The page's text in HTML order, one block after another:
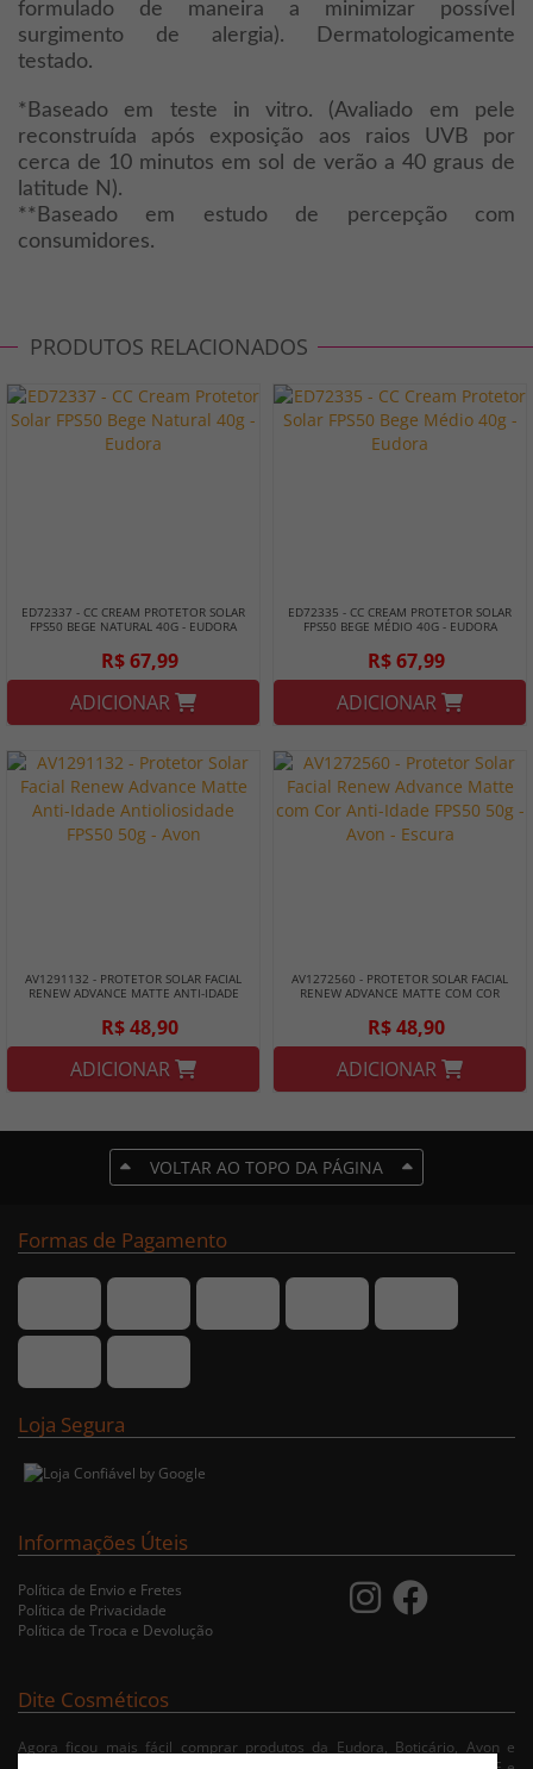
formulado de maneira a minimizar possível
surgimento de alergia). Dermatologicamente
testado.
*Baseado em teste in vitro. (Avaliado em pele
reconstruída após exposição aos raios UVB por
cerca de 10 minutos em sol de verão a 40 graus de
latitude N).
**Baseado em estudo de percepção com
consumidores.
PRODUTOS RELACIONADOS
ED72337 - CC CREAM PROTETOR SOLAR
FPS50 BEGE NATURAL 40G - EUDORA
R$ 67,99
ADICIONAR
ED72335 - CC CREAM PROTETOR SOLAR
FPS50 BEGE MÉDIO 40G - EUDORA
R$ 67,99
ADICIONAR
AV1291132 - PROTETOR SOLAR FACIAL
RENEW ADVANCE MATTE ANTI-IDADE
R$ 48,90
ADICIONAR
AV1272560 - PROTETOR SOLAR FACIAL
RENEW ADVANCE MATTE COM COR
R$ 48,90
ADICIONAR
VOLTAR AO TOPO DA PÁGINA
Formas de Pagamento
Loja Segura
Informações Úteis
Política de Envio e Fretes
Política de Privacidade
Política de Troca e Devolução
Dite Cosméticos
Agora ficou mais fácil comprar produtos da Eudora, Boticário, Avon e